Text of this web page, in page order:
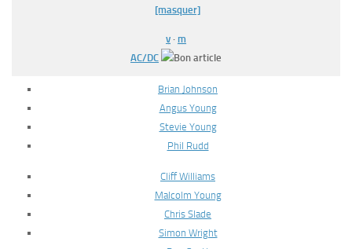
[masquer]
v · m
AC/DC
Brian Johnson
Angus Young
Stevie Young
Phil Rudd
Cliff Williams
Malcolm Young
Chris Slade
Simon Wright